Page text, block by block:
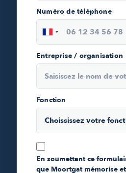
Numéro de téléphone
Entreprise / organisation
Fonction
En soumettant ce
que Moortgat mémorise